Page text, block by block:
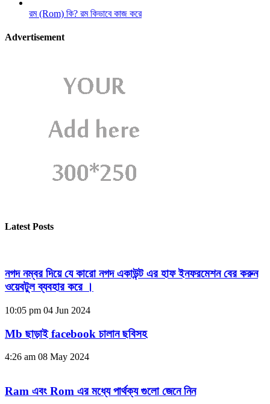
রম (Rom) কি? রম কিভাবে কাজ করে
Advertisement
Latest Posts
নগদ নম্বর দিয়ে যে কারো নগদ একাউন্ট এর হাফ ইনফরমেশন বের করুন
ওয়েবটুল ব্যবহার করে ।
10:05 pm 04 Jun 2024
Mb ছাড়াই facebook চালান ছবিসহ
4:26 am 08 May 2024
Ram এবং Rom এর মধ্যে পার্থক্য গুলো জেনে নিন